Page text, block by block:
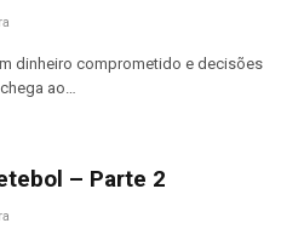
dinheiro comprometido e decisões
ao…
– Parte 2